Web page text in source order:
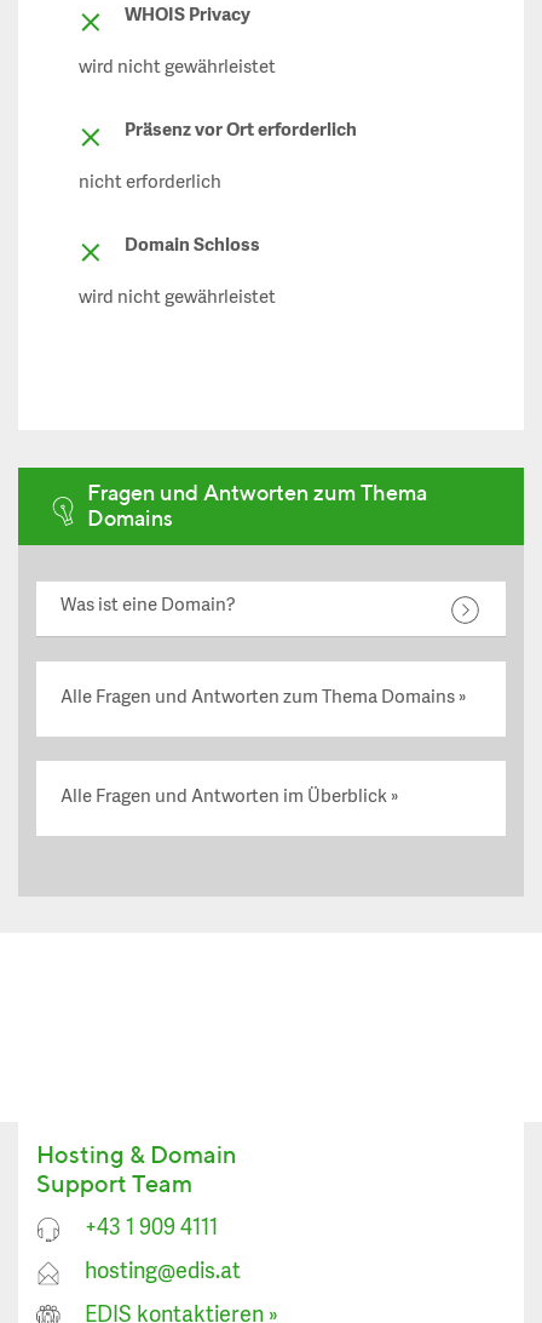
WHOIS Privacy
wird nicht gewährleistet
Präsenz vor Ort erforderlich
nicht erforderlich
Domain Schloss
wird nicht gewährleistet
Fragen und Antworten zum Thema
Domains
Was ist eine Domain?
Alle Fragen und Antworten zum Thema Domains
Alle Fragen und Antworten im Überblick
Hosting & Domain
Support Team
+43 1 909 4111
hosting@edis.at
EDIS kontaktieren »